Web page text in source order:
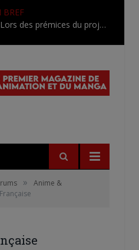
BREF
[Entretien] Mokochan : « Lors des prémices du projet, il était déjà demandé de suivre au mieux le manga originel.»
»
Anime &